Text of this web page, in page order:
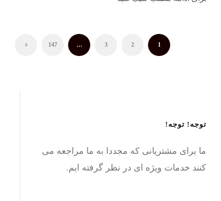
1
2
3
…
147
توجه! توجه!
ما برای مشتریانی که مجددا به ما مراجعه می
کنند خدمات ویژه ای در نظر گرفته ایم.